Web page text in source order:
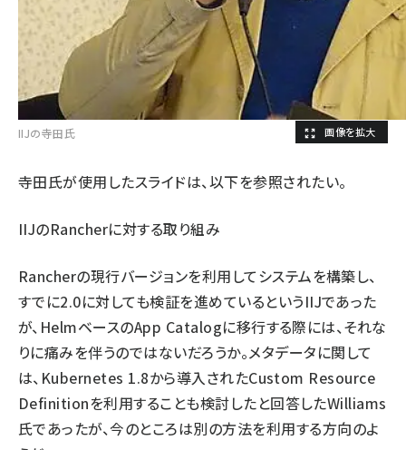
IIJの寺田氏
寺田氏が使用したスライドは、以下を参照されたい。
IIJのRancherに対する取り組み
Rancherの現行バージョンを利用してシステムを構築し、
すでに2.0に対しても検証を進めているというIIJであった
が、HelmベースのApp Catalogに移行する際には、それな
りに痛みを伴うのではないだろうか。メタデータに関して
は、Kubernetes 1.8から導入されたCustom Resource
Definitionを利用することも検討したと回答したWilliams
氏であったが、今のところは別の方法を利用する方向のよ